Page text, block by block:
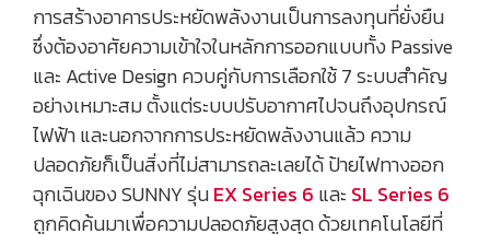
การสร้างอาคารประหยัดพลังงานเป็นการลงทุนที่ยั่งยืน
ซึ่งต้องอาศัยความเข้าใจในหลักการออกแบบทั้ง Passive
และ Active Design ควบคู่กับการเลือกใช้ 7 ระบบสำคัญ
อย่างเหมาะสม ตั้งแต่ระบบปรับอากาศไปจนถึงอุปกรณ์
ไฟฟ้า และนอกจากการประหยัดพลังงานแล้ว ความ
ปลอดภัยก็เป็นสิ่งที่ไม่สามารถละเลยได้ ป้ายไฟทางออก
ฉุกเฉินของ SUNNY รุ่นEX Series 6 และ SL Series 6
ถูกคิดค้นมาเพื่อความปลอดภัยสูงสุด ด้วยเทคโนโลยีที่